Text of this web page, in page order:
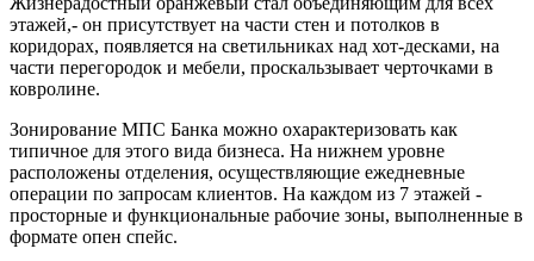
этажей,- он присутствует на части стен и потолков в
коридорах, появляется на светильниках над хот-десками, на
части перегородок и мебели, проскальзывает черточками в
ковролине.
Зонирование МПС Банка можно охарактеризовать как
типичное для этого вида бизнеса. На нижнем уровне
расположены отделения, осуществляющие ежедневные
операции по запросам клиентов. На каждом из 7 этажей -
просторные и функциональные рабочие зоны, выполненные в
формате опен спейс.